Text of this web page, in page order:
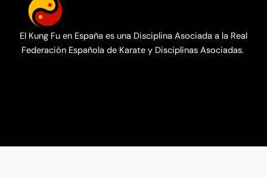
El Kung Fu en España es una Disciplina Asociada a la Real
Federación Española de Karate y Disciplinas Asociadas.